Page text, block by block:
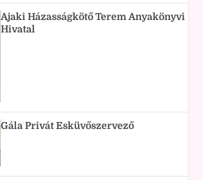
Ajaki Házasságkötő Terem Anyakönyvi
Hivatal
Gála Privát Esküvőszervező